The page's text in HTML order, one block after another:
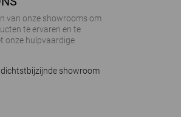
van onze showrooms om
te ervaren en te
onze hulpvaardige
dichtstbijzijnde showroom